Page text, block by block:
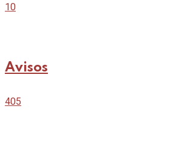
10
Avisos
405